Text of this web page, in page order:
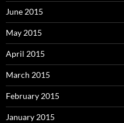
June 2015
May 2015
April 2015
March 2015
February 2015
January 2015